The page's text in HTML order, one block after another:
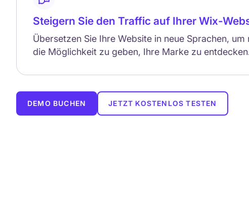
Steigern Sie den Traffic auf Ihrer Wix-
Übersetzen Sie Ihre Website in neue Sprachen, um
die Möglichkeit zu geben, Ihre Marke zu
DEMO BUCHEN JETZT KOSTENLOS TESTEN